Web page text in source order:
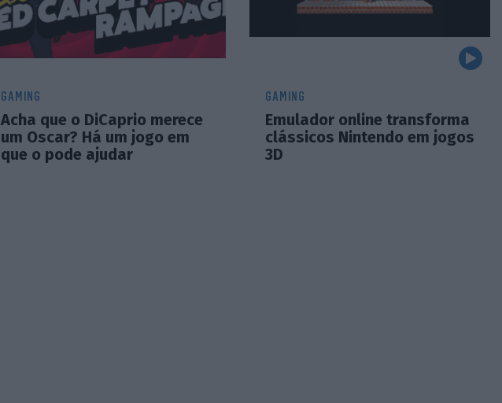
GAMING
Acha que o DiCaprio merece
um Oscar? Há um jogo em
que o pode ajudar
GAMING
Emulador online transforma
clássicos Nintendo em jogos
3D